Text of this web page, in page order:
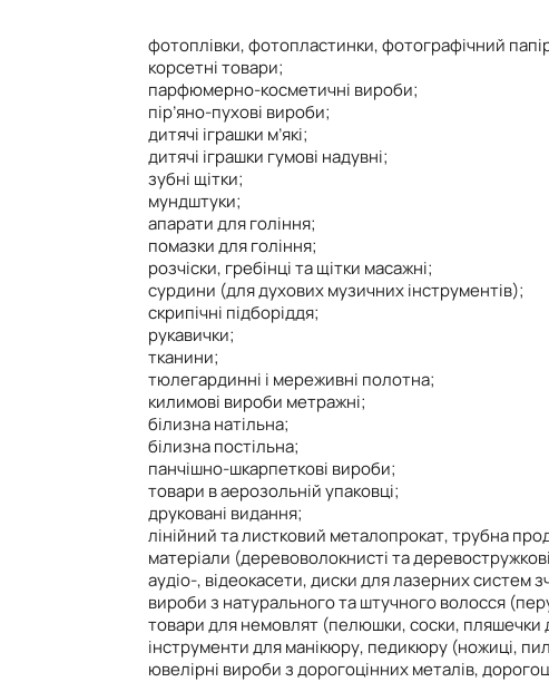
фотоплівки, фотопластинки, фотографічний
корсетні товари;
парфюмерно-косметичні вироби;
пір’яно-пухові вироби;
дитячі іграшки м’які;
дитячі іграшки гумові надувні;
зубні щітки;
мундштуки;
апарати для гоління;
помазки для гоління;
розчіски, гребінці та щітки масажні;
сурдини (для духових музичних інструментів);
скрипічні підборіддя;
рукавички;
тканини;
тюлегардинні і мереживні полотна;
килимові вироби метражні;
білизна натільна;
білизна постільна;
панчішно-шкарпеткові вироби;
товари в аерозольній упаковці;
друковані видання;
лінійний та листковий металопрокат, трубна
матеріали (деревоволокнисті та
аудіо-, відеокасети, диски для лазерних систем
вироби з натурального та штучного волосся
товари для немовлят (пелюшки, соски, пляшечки
інструменти для манікюру, педикюру (ножиці,
ювелірні вироби з дорогоцінних металів,